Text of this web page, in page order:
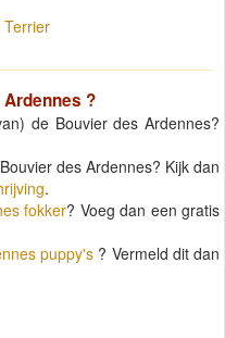
Terrier
?
de Bouvier des Ardennes?
des Ardennes? Kijk dan
.
fokker? Voeg dan een gratis
puppy's ? Vermeld dit dan